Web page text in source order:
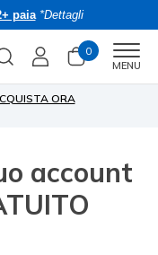
paia *Dettagli
0
MENU
ORA
account